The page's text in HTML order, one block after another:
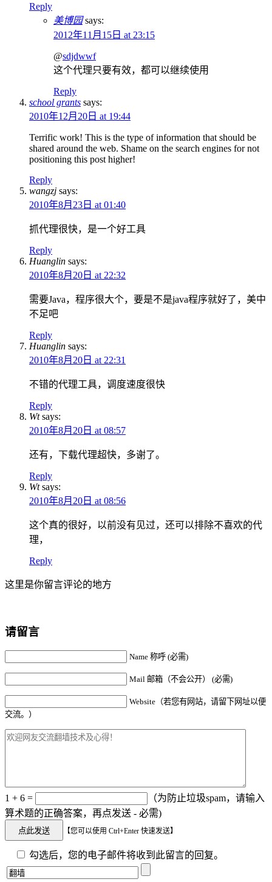
Reply
美博园 says:
2012年11月15日 at 23:15
@sdjdwwf
这个代理只要有效，都可以继续使用
Reply
school grants says:
2010年12月20日 at 19:44
Terrific work! This is the type of information that should be
shared around the web. Shame on the search engines for not
positioning this post higher!
Reply
wangzj says:
2010年8月23日 at 01:40
抓代理很快，是一个好工具
Reply
Huanglin says:
2010年8月20日 at 22:32
需要Java，程序很大个，要是不是java程序就好了，美中
不足吧
Reply
Huanglin says:
2010年8月20日 at 22:31
不错的代理工具，调度速度很快
Reply
Wt says:
2010年8月20日 at 08:57
还有，下载代理超快，多谢了。
Reply
Wt says:
2010年8月20日 at 08:56
这个真的很好，以前没有见过，还可以排除不喜欢的代
理，
Reply
这里是你留言评论的地方
请留言
Name 称呼 (必需)
Mail 邮箱（不会公开） (必需)
Website（若您有网站，请留下网址以便
交流。）
1 + 6 =
（为防止垃圾spam，请输入
算术题的正确答案，再点发送 - 必需)
【您可以使用 Ctrl+Enter 快速发送】
勾选后，您的电子邮件将收到此留言的回复。